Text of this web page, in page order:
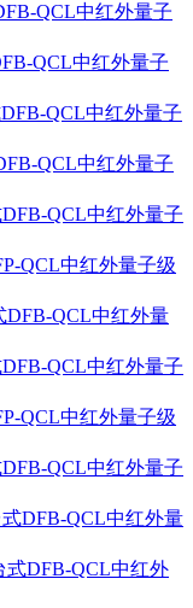
QCL中红外量子
QCL中红外量子
QCL中红外量子
QCL中红外量子
QCL中红外量子
QCL中红外量子级
DFB-QCL中红外量
QCL中红外量子
QCL中红外量子级
QCL中红外量子
式DFB-QCL中红外量
式DFB-QCL中红外